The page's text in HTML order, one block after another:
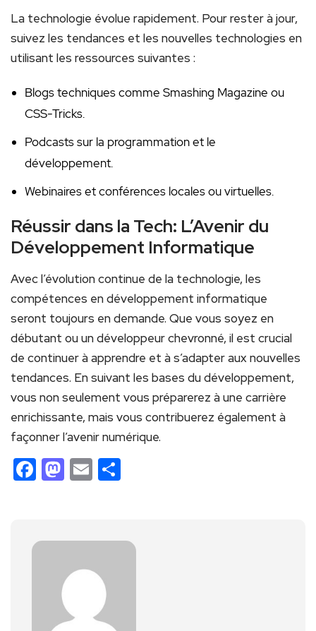
La technologie évolue rapidement. Pour⁤ rester à jour,
suivez les tendances et les nouvelles technologies en
utilisant les ressources suivantes :
Blogs techniques comme Smashing Magazine ou
CSS-Tricks.
Podcasts sur la programmation et le
développement.
Webinaires et conférences locales ou virtuelles.
Réussir dans ⁣la Tech: L’Avenir du
Développement Informatique
Avec l’évolution continue de la technologie, les
compétences en développement informatique
seront toujours en demande. Que vous soyez en
débutant ou un développeur chevronné, il est crucial
de continuer⁣ à apprendre et à s’adapter aux nouvelles
tendances. ⁤En suivant‍ les bases du développement,
vous non seulement vous ‍préparerez⁢ à une carrière
enrichissante, mais vous contribuerez également à
façonner l’avenir numérique.
Facebook
Mastodon
Email